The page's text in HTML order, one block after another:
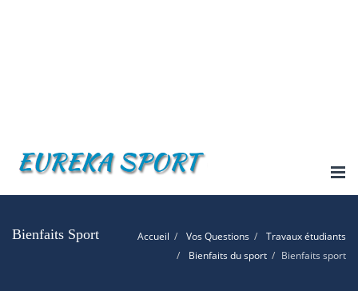
Bienfaits Sport Accueil Vos Questions
Travaux étudiants
Bienfaits du sport
Bienfaits sport